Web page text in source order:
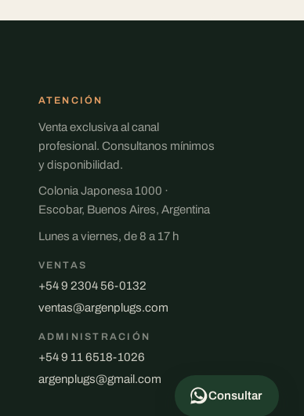
ATENCIÓN
Venta exclusiva al canal
profesional. Consultanos mínimos
y disponibilidad.
Colonia Japonesa 1000 ·
Escobar, Buenos Aires, Argentina
Lunes a viernes, de 8 a 17 h
VENTAS
+54 9 2304 56-0132
ventas@argenplugs.com
ADMINISTRACIÓN
+54 9 11 6518-1026
argenplugs@gmail.com
Consultar